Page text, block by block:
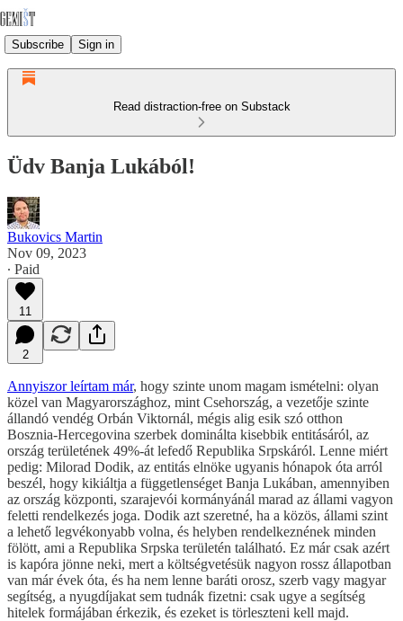
Subscribe Sign in
Read distraction-free on Substack
Üdv Banja Lukából!
Bukovics Martin
Nov 09, 2023
∙ Paid
11
2
Annyiszor leírtam már, hogy szinte unom magam ismételni: olyan
közel van Magyarországhoz, mint Csehország, a vezetője szinte
állandó vendég Orbán Viktornál, mégis alig esik szó otthon
Bosznia-Hercegovina szerbek dominálta kisebbik entitásáról, az
ország területének 49%-át lefedő Republika Srpskáról. Lenne miért
pedig: Milorad Dodik, az entitás elnöke ugyanis hónapok óta arról
beszél, hogy kikiáltja a függetlenséget Banja Lukában, amennyiben
az ország központi, szarajevói kormányánál marad az állami vagyon
feletti rendelkezés joga. Dodik azt szeretné, ha a közös, állami szint
a lehető legvékonyabb volna, és helyben rendelkeznének minden
fölött, ami a Republika Srpska területén található. Ez már csak azért
is kapóra jönne neki, mert a költségvetésük nagyon rossz állapotban
van már évek óta, és ha nem lenne baráti orosz, szerb vagy magyar
segítség, a nyugdíjakat sem tudnák fizetni: csak ugye a segítség
hitelek formájában érkezik, és ezeket is törleszteni kell majd.